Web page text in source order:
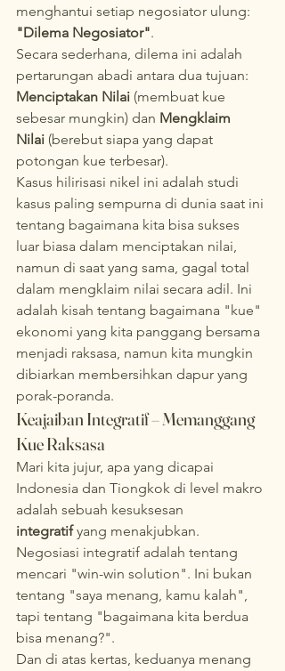
menghantui setiap negosiator ulung:
"Dilema Negosiator".
Secara sederhana, dilema ini adalah
pertarungan abadi antara dua tujuan:
Menciptakan Nilai (membuat kue
sebesar mungkin) dan Mengklaim
Nilai (berebut siapa yang dapat
potongan kue terbesar).
Kasus hilirisasi nikel ini adalah studi
kasus paling sempurna di dunia saat ini
tentang bagaimana kita bisa sukses
luar biasa dalam menciptakan nilai,
namun di saat yang sama, gagal total
dalam mengklaim nilai secara adil. Ini
adalah kisah tentang bagaimana "kue"
ekonomi yang kita panggang bersama
menjadi raksasa, namun kita mungkin
dibiarkan membersihkan dapur yang
porak-poranda.
Keajaiban Integratif – Memanggang
Kue Raksasa
Mari kita jujur, apa yang dicapai
Indonesia dan Tiongkok di level makro
adalah sebuah kesuksesan
integratif yang menakjubkan.
Negosiasi integratif adalah tentang
mencari "win-win solution". Ini bukan
tentang "saya menang, kamu kalah",
tapi tentang "bagaimana kita berdua
bisa menang?".
Dan di atas kertas, keduanya menang